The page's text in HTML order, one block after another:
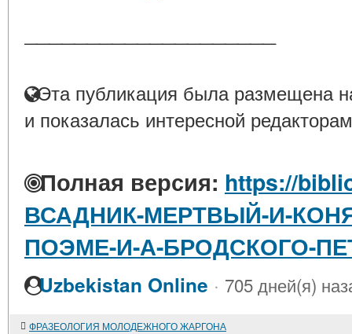
Эта публикация была размещена
и показалась интересной
Полная версия: https://
ВСАДНИК-МЕРТВЫЙ-И-
ПОЭМЕ-И-А-БРОДСКОГО-
Uzbekistan Online · 705 дней(я)
ФРАЗЕОЛОГИЯ МОЛОДЕЖНОГО ЖАРГОНА